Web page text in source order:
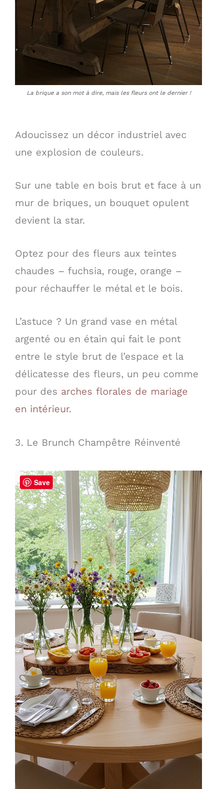
La brique a son mot à dire, mais les fleurs ont le dernier !
Adoucissez un décor industriel avec
une explosion de couleurs.
Sur une table en bois brut et face à un
mur de briques, un bouquet opulent
devient la star.
Optez pour des fleurs aux teintes
chaudes – fuchsia, rouge, orange –
pour réchauffer le métal et le bois.
L’astuce ? Un grand vase en métal
argenté ou en étain qui fait le pont
entre le style brut de l’espace et la
délicatesse des fleurs, un peu comme
pour des arches florales de mariage
en intérieur.
3. Le Brunch Champêtre Réinventé
Save